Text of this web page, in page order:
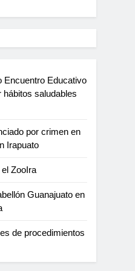
Encuentro Educativo
hábitos saludables
por crimen en
Irapuato
ZooIra
Guanajuato en
de procedimientos